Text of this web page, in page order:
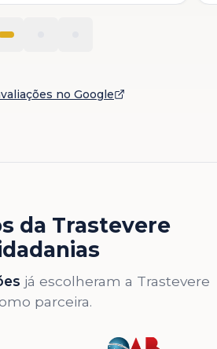
no Google
da Trastevere
já escolheram a Trastevere
parceira.